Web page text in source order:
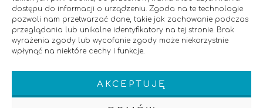
dostępu do informacji o urządzeniu. Zgoda na te technologie
pozwoli nam przetwarzać dane, takie jak zachowanie podczas
przeglądania lub unikalne identyfikatory na tej stronie. Brak
wyrażenia zgody lub wycofanie zgody może niekorzystnie
wpłynąć na niektóre cechy i funkcje.
AKCEPTUJĘ
SOCIAL MEDIA